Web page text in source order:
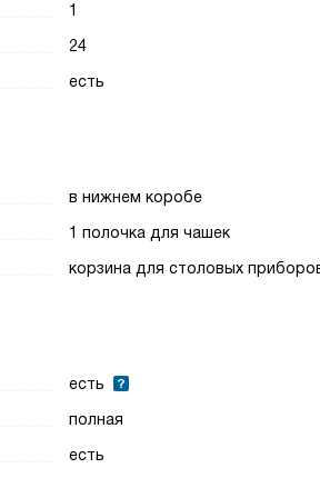
1
24
есть
в нижнем коробе
1 полочка для чашек
корзина для столовых
есть
полная
есть